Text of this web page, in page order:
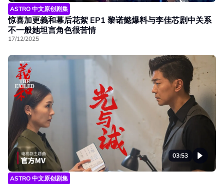
ASTRO 中文原创剧集
惊喜加更義和幕后花絮 EP1 黎诺懿爆料与李佳芯剧中关系
不一般她坦言角色很苦情
17/12/2025
03:53
ASTRO 中文原创剧集